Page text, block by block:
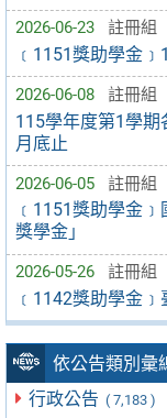
2026-06-23 註冊組
﹝1151獎助學金
2026-06-08 註冊組
115學年度第1學期
月底止
2026-06-05 註冊組
﹝1151獎助學金
獎學金」
2026-05-26 註冊組
﹝1142獎助學金
依公告類別彙
行政公告 ( 7,183 )